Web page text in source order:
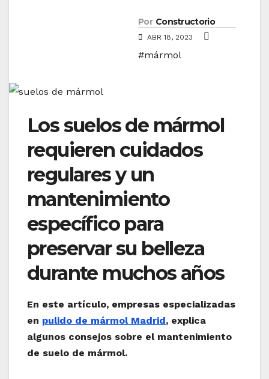
Por Constructorio
ABR 18, 2023
#mármol
Los suelos de mármol
requieren cuidados
regulares y un
mantenimiento
específico para
preservar su belleza
durante muchos años
En este artículo, empresas especializadas
en pulido de mármol Madrid, explica
algunos consejos sobre el mantenimiento
de suelo de mármol.